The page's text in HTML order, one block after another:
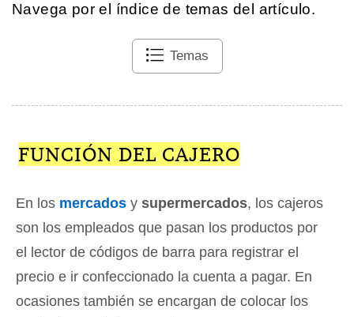
Navega por el índice de temas del artículo.
Temas
FUNCIÓN DEL CAJERO
En los mercados y supermercados, los cajeros
son los empleados que pasan los productos por
el lector de códigos de barra para registrar el
precio e ir confeccionado la cuenta a pagar. En
ocasiones también se encargan de colocar los